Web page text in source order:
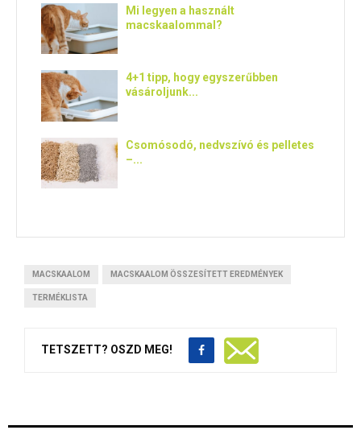
Mi legyen a használt
macskaalommal?
4+1 tipp, hogy egyszerűbben
vásároljunk...
Csomósodó, nedvszívó és pelletes
–...
MACSKAALOM MACSKAALOM ÖSSZESÍTETT EREDMÉNYEK
TERMÉKLISTA
TETSZETT? OSZD MEG!